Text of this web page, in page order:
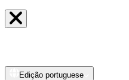
Edição portuguese